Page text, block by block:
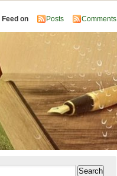
Feed on Posts Comments